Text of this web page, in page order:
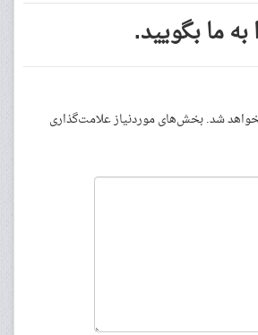
ما بگویید.
شد.بخش‌های موردنیاز علامت‌گذاری